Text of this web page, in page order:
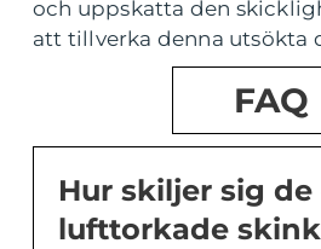
och uppskatta den
att tillverka denna utsökta
FAQ
Hur skiljer sig
lufttorkade